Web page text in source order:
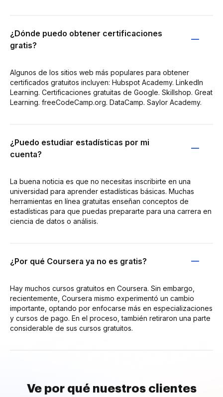
¿Dónde puedo obtener certificaciones
gratis?
Algunos de los sitios web más populares para obtener
certificados gratuitos incluyen: Hubspot Academy. LinkedIn
Learning. Certificaciones gratuitas de Google. Skillshop. Great
Learning. freeCodeCamp.org. DataCamp. Saylor Academy.
¿Puedo estudiar estadísticas por mi
cuenta?
La buena noticia es que no necesitas inscribirte en una
universidad para aprender estadísticas básicas. Muchas
herramientas en línea gratuitas enseñan conceptos de
estadísticas para que puedas prepararte para una carrera en
ciencia de datos o análisis.
¿Por qué Coursera ya no es gratis?
Hay muchos cursos gratuitos en Coursera. Sin embargo,
recientemente, Coursera mismo experimentó un cambio
importante, optando por enfocarse más en especializaciones
y cursos de pago. En el proceso, también retiraron una parte
considerable de sus cursos gratuitos.
Ve por qué nuestros clientes